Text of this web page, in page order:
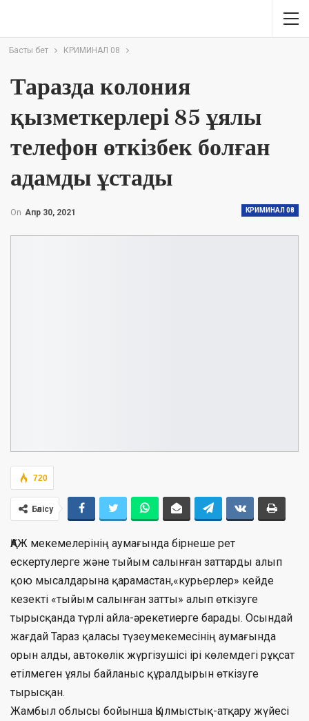
Басты бет КРИМИНАЛ 08
Таразда колония
қызметкерлері 85 ұялы
телефон өткізбек болған
адамды ұстады
КРИМИНАЛ 08
On Апр 30, 2021
720
Бөлісу
ҚАЖ мекемелерінің аумағында бірнеше рет
ескертулерге және тыйым салынған заттарды алып
қою мысалдарына қарамастан,«курьерлер» кейде
кезекті «тыйым салынған затты» алып өткізуге
тырысқанда түрлі айла-әрекетиерге барады. Осындай
жағдай Тараз қаласы түзеумекемесінің аумағында
орын алды, автокөлік жүргізушісі ірі көлемдегі рұқсат
етілмеген ұялы байланыс құралдырын өткізуге
тырысқан.
Жамбыл облысы бойынша Қылмыстық-атқару жүйесі